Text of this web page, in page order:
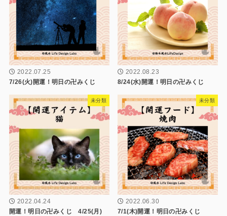
2022.07.25
7/26(火)開運！明日の卍みくじ
2022.08.23
8/24(水)開運！明日の卍みくじ
未分類
2022.04.24
開運！明日の卍みくじ 4/25(月)
未分類
2022.06.30
7/1(木)開運！明日の卍みくじ